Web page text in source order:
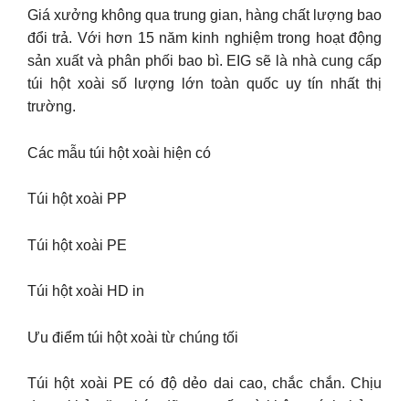
Giá xưởng không qua trung gian, hàng chất lượng bao
đổi trả. Với hơn 15 năm kinh nghiệm trong hoạt động
sản xuất và phân phối bao bì. EIG sẽ là nhà cung cấp
túi hột xoài số lượng lớn toàn quốc uy tín nhất thị
trường.
Các mẫu túi hột xoài hiện có
Túi hột xoài PP
Túi hột xoài PE
Túi hột xoài HD in
Ưu điểm túi hột xoài từ chúng tối
Túi hột xoài PE có độ dẻo dai cao, chắc chắn. Chịu